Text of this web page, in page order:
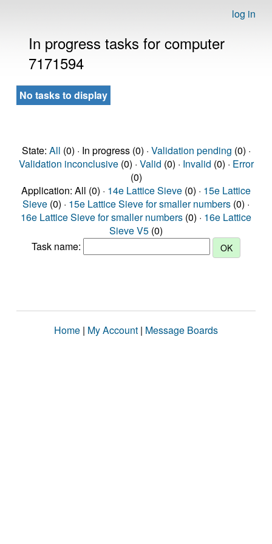
log in
In progress tasks for computer
7171594
No tasks to display
State: All (0) · In progress (0) · Validation pending (0) ·
Validation inconclusive(0) · Valid (0) · Invalid (0) · Error
(0)
Application: All (0) · 14e Lattice Sieve (0) · 15e Lattice
Sieve (0) · 15e Lattice Sieve for smaller numbers (0) ·
16e Lattice Sieve for smaller numbers (0) · 16e Lattice
Sieve V5 (0)
Task name:
Home | My Account | Message Boards